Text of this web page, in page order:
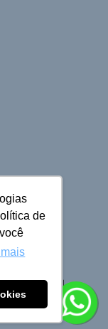
de
do Sul